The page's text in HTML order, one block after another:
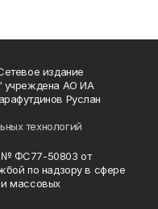
издание
учреждена АО ИА
Руслан
технологий
№ ФС77-50803 от
по надзору в сфере
и массовых